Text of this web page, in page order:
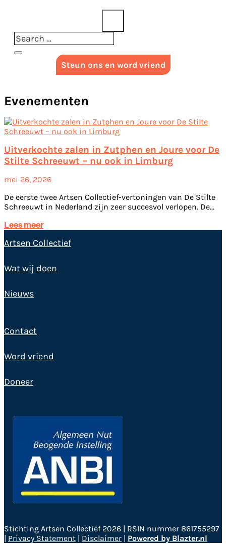
Steun ons en word vriend
Evenementen
Uitverkochte zalen in Zutphen en Joure voor De
Stilte Schreeuwt – nu ook in Limburg
mei 26, 2026
De eerste twee Artsen Collectief-vertoningen van De Stilte
Schreeuwt in Nederland zijn zeer succesvol verlopen. De...
Lees meer
Artsen Collectief
Wat wij doen
Nieuws
Contact
Word vriend
Doneer
Stichting Artsen Collectief 2026 | RSIN nummer 861755297
| Privacy Statement | Disclaimer | Powered by Blazter.nl